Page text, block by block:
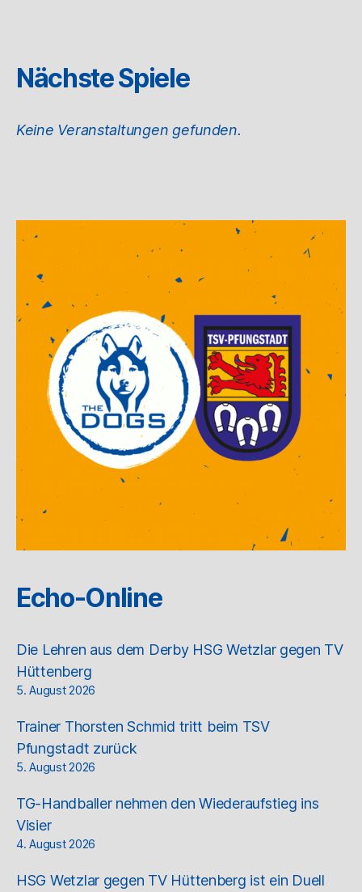
Nächste Spiele
Keine Veranstaltungen gefunden.
Echo-Online
Die Lehren aus dem Derby HSG Wetzlar gegen TV
Hüttenberg
5. August 2026
Trainer Thorsten Schmid tritt beim TSV
Pfungstadt zurück
5. August 2026
TG-Handballer nehmen den Wiederaufstieg ins
Visier
4. August 2026
HSG Wetzlar gegen TV Hüttenberg ist ein Duell